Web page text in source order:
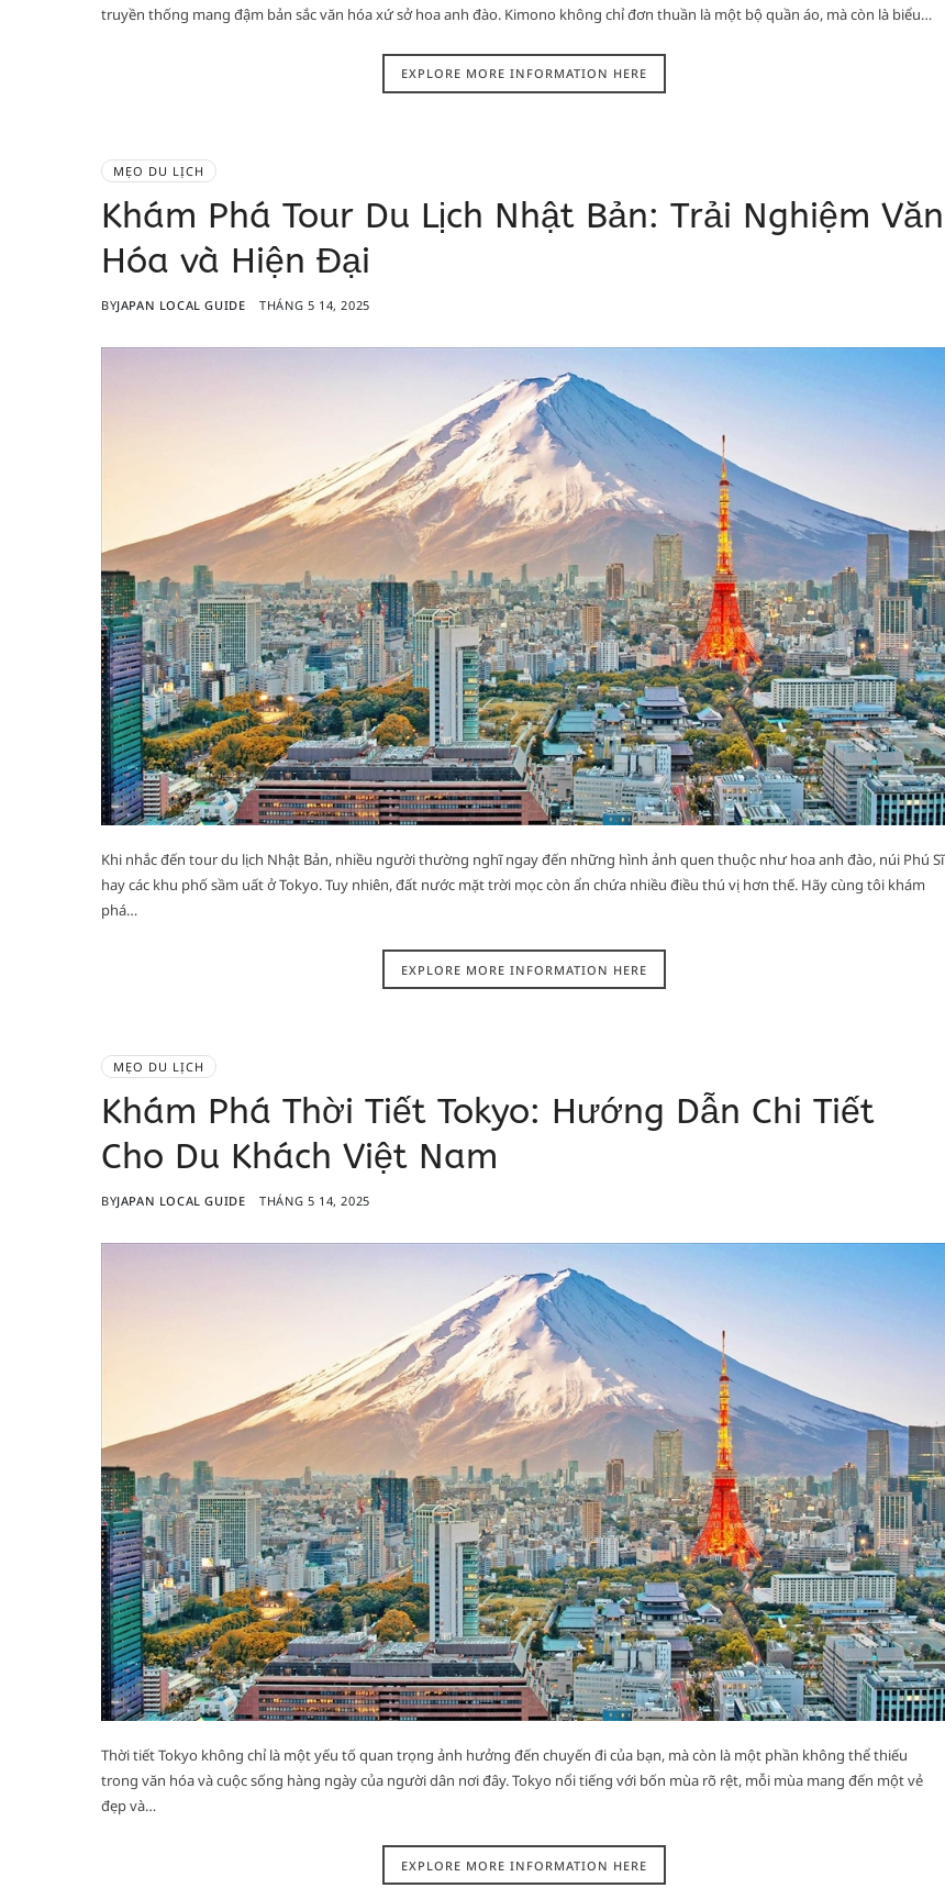
truyền thống mang đậm bản sắc văn hóa xứ sở hoa anh đào. Kimono không chỉ đơn thuần là một bộ quần áo, mà còn là biểu…
EXPLORE MORE INFORMATION HERE
MẸO DU LỊCH
Khám Phá Tour Du Lịch Nhật Bản: Trải Nghiệm Văn
Hóa và Hiện Đại
BYJAPAN LOCAL GUIDE THÁNG 5 14, 2025
Khi nhắc đến tour du lịch Nhật Bản, nhiều người thường nghĩ ngay đến những hình ảnh quen thuộc như hoa anh đào, núi Phú Sĩ
hay các khu phố sầm uất ở Tokyo. Tuy nhiên, đất nước mặt trời mọc còn ẩn chứa nhiều điều thú vị hơn thế. Hãy cùng tôi khám
phá…
EXPLORE MORE INFORMATION HERE
MẸO DU LỊCH
Khám Phá Thời Tiết Tokyo: Hướng Dẫn Chi Tiết
Cho Du Khách Việt Nam
BYJAPAN LOCAL GUIDE THÁNG 5 14, 2025
Thời tiết Tokyo không chỉ là một yếu tố quan trọng ảnh hưởng đến chuyến đi của bạn, mà còn là một phần không thể thiếu
trong văn hóa và cuộc sống hàng ngày của người dân nơi đây. Tokyo nổi tiếng với bốn mùa rõ rệt, mỗi mùa mang đến một vẻ
đẹp và…
EXPLORE MORE INFORMATION HERE